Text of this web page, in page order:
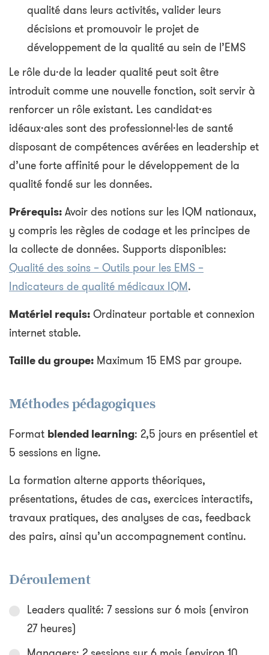
qualité dans leurs activités, valider leurs
décisions et promouvoir le projet de
développement de la qualité au sein de l’EMS
Le rôle du·de la leader qualité peut soit être
introduit comme une nouvelle fonction, soit servir à
renforcer un rôle existant. Les candidat·es
idéaux·ales sont des professionnel·les de santé
disposant de compétences avérées en leadership et
d’une forte affinité pour le développement de la
qualité fondé sur les données.
Prérequis:Avoir des notions sur les IQM nationaux,
y compris les règles de codage et les principes de
la collecte de données. Supports disponibles:
Qualité des soins – Outils pour les EMS –
Indicateurs de qualité médicaux IQM.
Matériel requis:Ordinateur portable et connexion
internet stable.
Taille du groupe: Maximum 15 EMS par groupe.
Méthodes pédagogiques
Format blended learning: 2,5 jours en présentiel et
5 sessions en ligne.
La formation alterne apports théoriques,
présentations, études de cas, exercices interactifs,
travaux pratiques, des analyses de cas, feedback
des pairs, ainsi qu’un accompagnement continu.
Déroulement
Leaders qualité: 7 sessions sur 6 mois (environ
27 heures)